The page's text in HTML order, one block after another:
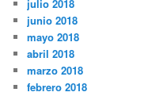
julio 2018
junio 2018
mayo 2018
abril 2018
marzo 2018
febrero 2018